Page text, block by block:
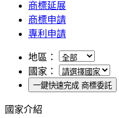
商標延展
商標申請
專利申請
地區：
國家：
一鍵快速完成 商標委託
國家介紹